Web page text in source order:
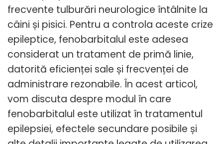
frecvente tulburări neurologice întâlnite la
câini și pisici. Pentru a controla aceste crize
epileptice, fenobarbitalul este adesea
considerat un tratament de primă linie,
datorită eficienței sale și frecvenței de
administrare rezonabile. În acest articol,
vom discuta despre modul în care
fenobarbitalul este utilizat în tratamentul
epilepsiei, efectele secundare posibile și